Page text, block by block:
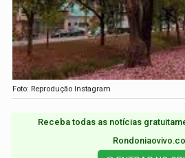
Foto: Reprodução Instagram
Receba todas as notícias